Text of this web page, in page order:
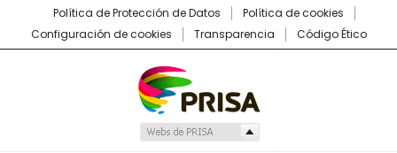
Política de Protección de Datos
Política de cookies
Configuración de cookies
Transparencia Código Ético